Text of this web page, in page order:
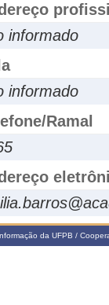
informado
informado
Ramal
da UFPB /